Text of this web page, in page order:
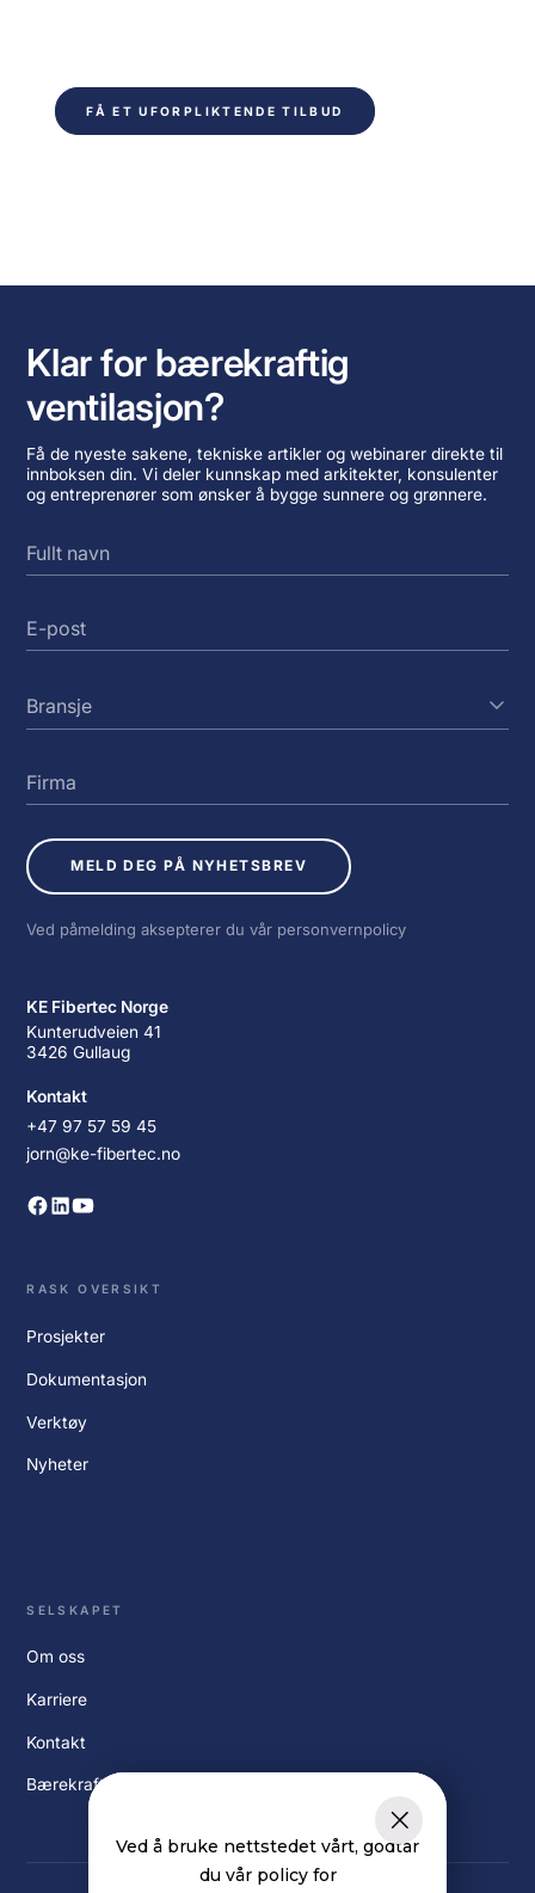
FÅ ET UFORPLIKTENDE TILBUD
Klar for bærekraftig
ventilasjon?
Få de nyeste sakene, tekniske artikler og webinarer direkte til
innboksen din. Vi deler kunnskap med arkitekter, konsulenter
og entreprenører som ønsker å bygge sunnere og grønnere.
MELD DEG PÅ NYHETSBREV
Ved påmelding aksepterer du vår personvernpolicy
KE Fibertec Norge
Kunterudveien 41
3426 Gullaug
Kontakt
+47 97 57 59 45
jorn@ke-fibertec.no
RASK OVERSIKT
Prosjekter
Dokumentasjon
Verktøy
Nyheter
SELSKAPET
Om oss
Karriere
Kontakt
Bærekraft
Ved å bruke nettstedet vårt, godtar
du vår policy for